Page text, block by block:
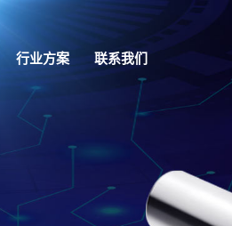
行业方案 联系我们